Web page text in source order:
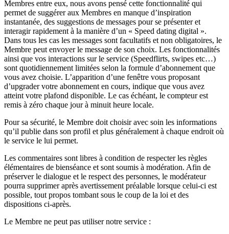
Membres entre eux, nous avons pensé cette fonctionnalité qui
permet de suggérer aux Membres en manque d’inspiration
instantanée, des suggestions de messages pour se présenter et
interagir rapidement à la manière d’un « Speed dating digital ».
Dans tous les cas les messages sont facultatifs et non obligatoires, le
Membre peut envoyer le message de son choix. Les fonctionnalités
ainsi que vos interactions sur le service (Speedflirts, swipes etc…)
sont quotidiennement limitées selon la formule d’abonnement que
vous avez choisie. L’apparition d’une fenêtre vous proposant
d’upgrader votre abonnement en cours, indique que vous avez
atteint votre plafond disponible. Le cas échéant, le compteur est
remis à zéro chaque jour à minuit heure locale.
Pour sa sécurité, le Membre doit choisir avec soin les informations
qu’il publie dans son profil et plus généralement à chaque endroit où
le service le lui permet.
Les commentaires sont libres à condition de respecter les règles
élémentaires de bienséance et sont soumis à modération. Afin de
préserver le dialogue et le respect des personnes, le modérateur
pourra supprimer après avertissement préalable lorsque celui-ci est
possible, tout propos tombant sous le coup de la loi et des
dispositions ci-après.
Le Membre ne peut pas utiliser notre service :